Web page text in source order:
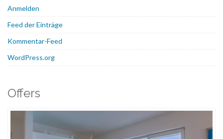
Anmelden
Feed der Einträge
Kommentar-Feed
WordPress.org
Offers